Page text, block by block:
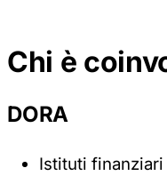
Chi è
DORA
Istituti